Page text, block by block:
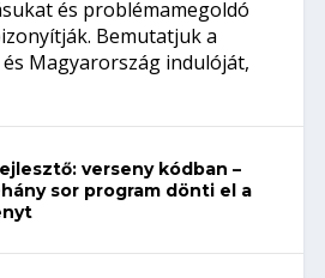
és problémamegoldó
Bemutatjuk a
Magyarország indulóját,
verseny kódban –
sor program dönti el a